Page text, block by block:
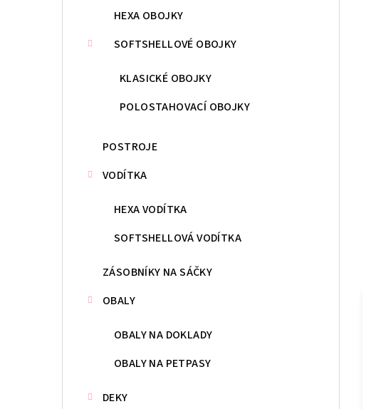
HEXA OBOJKY
SOFTSHELLOVÉ OBOJKY
KLASICKÉ OBOJKY
POLOSTAHOVACÍ OBOJKY
POSTROJE
VODÍTKA
HEXA VODÍTKA
SOFTSHELLOVÁ VODÍTKA
ZÁSOBNÍKY NA SÁČKY
OBALY
OBALY NA DOKLADY
OBALY NA PETPASY
DEKY